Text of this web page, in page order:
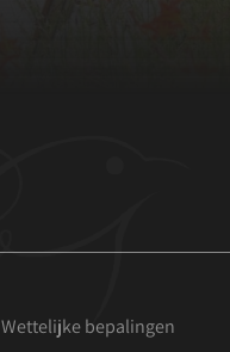
Wettelijke bepalingen